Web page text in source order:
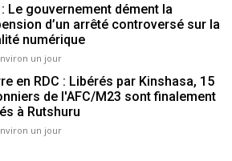
: Le gouvernement dément la
d’un arrêté controversé sur la
numérique
un jour
en RDC : Libérés par Kinshasa, 15
de l'AFC/M23 sont finalement
à Rutshuru
un jour